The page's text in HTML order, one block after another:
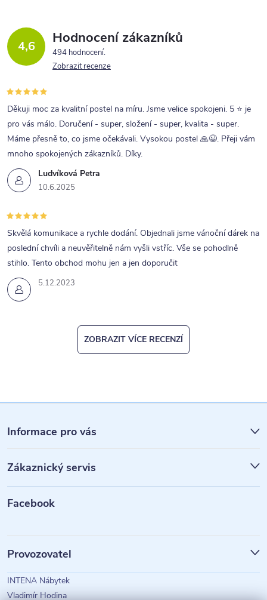
4,6 Hodnocení zákazníků
494 hodnocení
Zobrazit recenze
Ludvíková Petra
10.6.2025
Děkuji moc za kvalitní postel na míru. Jsme velice spokojeni. 5 ⭐ je
pro vás málo. Doručení - super, složení - super, kvalita - super.
Máme přesně to, co jsme očekávali. Vysokou postel 🙏😉. Přeji vám
mnoho spokojených zákazníků. Díky.
5.12.2023
Skvělá komunikace a rychle dodání. Objednali jsme vánoční dárek na
poslední chvíli a neuvěřitelně nám vyšli vstříc. Vše se pohodlně
stihlo. Tento obchod mohu jen a jen doporučit
ZOBRAZIT VÍCE RECENZÍ
á
p
a
Informace pro vás
Zákaznický servis
Facebook
Provozovatel
INTENA Nábytek
Vladimír Hodina